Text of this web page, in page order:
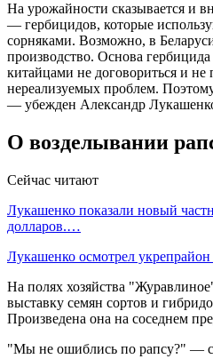
На урожайности сказывается и
— гербицидов, которые
сорняками. Возможно, в
производство. Основа
китайцами не договориться и не
нереализуемых проблем.
— убежден Александр
О возделывании
Сейчас читают
Лукашенко показали новый
долларов.…
Лукашенко осмотрел укрепрайон
На полях хозяйства
выставку семян сортов и
Произведена она на соседнем
"Мы не ошиблись по рапсу?" —